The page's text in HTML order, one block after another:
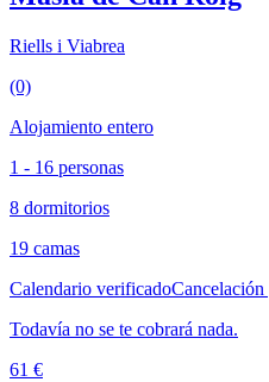
Riells i Viabrea
(0)
Alojamiento entero
1 - 16 personas
8 dormitorios
19 camas
Calendario verificadoCancelación
Todavía no se te cobrará nada.
61 €